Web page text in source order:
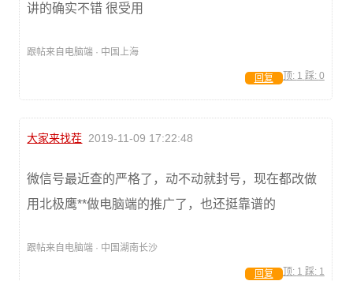
讲的确实不错 很受用
跟帖来自电脑端 · 中国上海
顶: 1 踩: 0
回复
大家来找茬 2019-11-09 17:22:48
微信号最近查的严格了，动不动就封号，现在都改做
用北极鹰**做电脑端的推广了，也还挺靠谱的
跟帖来自电脑端 · 中国湖南长沙
顶: 1 踩: 1
回复